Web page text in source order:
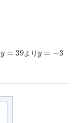
39 より